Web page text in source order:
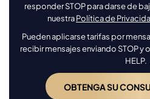
responder STOP para darse de
nuestraPolítica de
Pueden aplicarse tarifas por
recibir mensajes enviando STOP y
HELP.